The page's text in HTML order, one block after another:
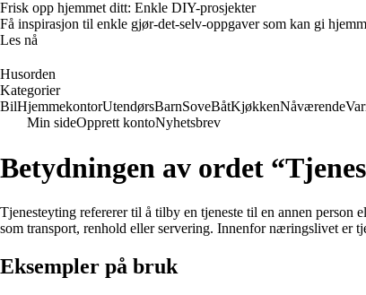
Frisk opp hjemmet ditt: Enkle DIY-prosjekter
Få inspirasjon til enkle gjør-det-selv-oppgaver som kan gi
Les nå
Husorden
Kategorier
BilHjemmekontorUtendørsBarnSoveBåtKjøkkenNåværende
Min sideOpprett kontoNyhetsbrev
Betydningen av ordet
Tjenesteyting refererer til å tilby en tjeneste til en annen person
som transport, renhold eller servering. Innenfor næringslivet er
Eksempler på bruk